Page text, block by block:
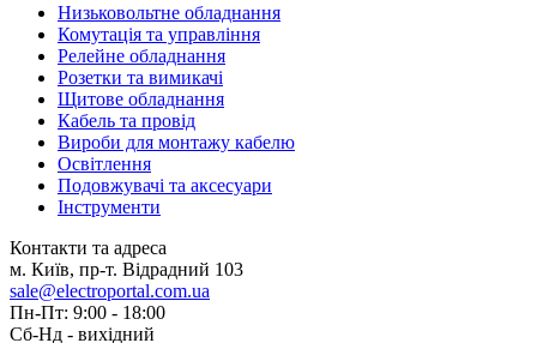
Низьковольтне обладнання
Комутація та управління
Релейне обладнання
Розетки та вимикачі
Щитове обладнання
Кабель та провід
Вироби для монтажу кабелю
Освітлення
Подовжувачі та аксесуари
Інструменти
Контакти та адреса
м. Київ, пр-т. Відрадний 103
sale@electroportal.com.ua
Пн-Пт: 9:00 - 18:00
Сб-Нд - вихідний